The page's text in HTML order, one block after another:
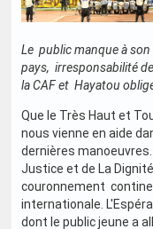
Le public manque à
pays, irresponsabilité
la CAF et Hayatou
Que le Très Haut et
nous vienne en aide
dernières
Justice et de La
couronnement
internationale.
dont le public jeune a